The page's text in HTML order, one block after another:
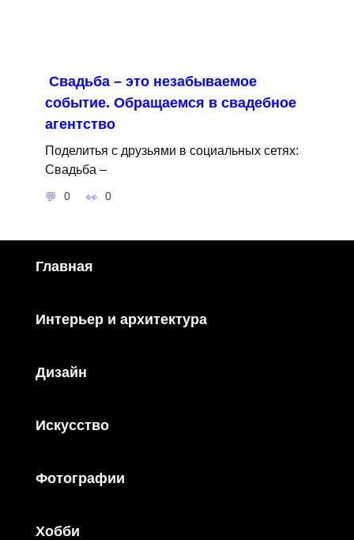
Свадьба – это незабываемое
событие. Обращаемся в свадебное
агентство
Поделитья с друзьями в социальных сетях:
Свадьба –
0 0
Главная
Интерьер и архитектура
Дизайн
Искусство
Фотографии
Хобби